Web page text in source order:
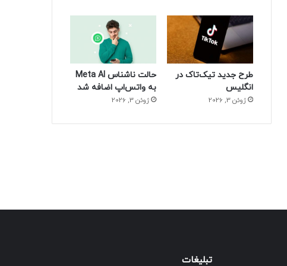
طرح جدید تیک‌تاک در
انگلیس
ژوئن 3, 2026
حالت ناشناس Meta AI
به واتس‌اپ اضافه شد
ژوئن 3, 2026
تبلیغات